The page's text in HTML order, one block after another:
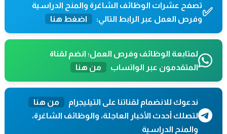
✅تصفح عشرات الوظائف الشاغرة والمنح الدراسية
وفرص العمل عبر الرابط التالي:
اضغط هنا
لمتابعة الوظائف وفرص العمل؛ انضم لقناة
المتقدمون عبر الواتساب
من هنا
ندعوك للانضمام لقناتنا على التيليجرام
من هنا
لتصلك أحدث الأخبار العاجلة، والوظائف الشاغرة،
والمنح الدراسية